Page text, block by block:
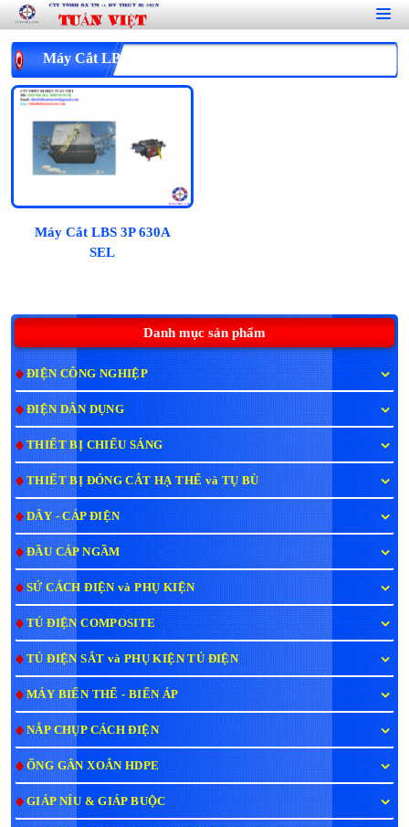
Danh mục sản phẩm
ĐIỆN CÔNG NGHIỆP
ĐIỆN DÂN DỤNG
THIẾT BỊ CHIẾU SÁNG
THIẾT BỊ ĐÓNG CẮT HẠ THẾ và TỤ BÙ
DÂY - CÁP ĐIỆN
ĐẦU CÁP NGẦM
SỨ CÁCH ĐIỆN và PHỤ KIỆN
TỦ ĐIỆN COMPOSITE
TỦ ĐIỆN SẮT và PHỤ KIỆN TỦ ĐIỆN
MÁY BIẾN THẾ - BIẾN ÁP
NẮP CHỤP CÁCH ĐIỆN
ỐNG GÂN XOẮN HDPE
GIÁP NÍU & GIÁP BUỘC
Máy Cắt LBS 3P 630A SEL
Máy Cắt LBS 3P 630A
SEL